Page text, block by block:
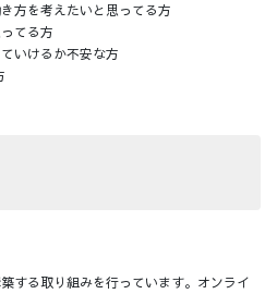
方を考えたいと思ってる方
てる方
いけるか不安な方
する取り組みを行っています。オンライ